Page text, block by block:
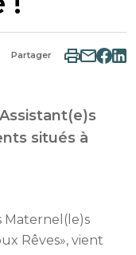
Partager
situés à
Maternel(le)s
Rêves», vient